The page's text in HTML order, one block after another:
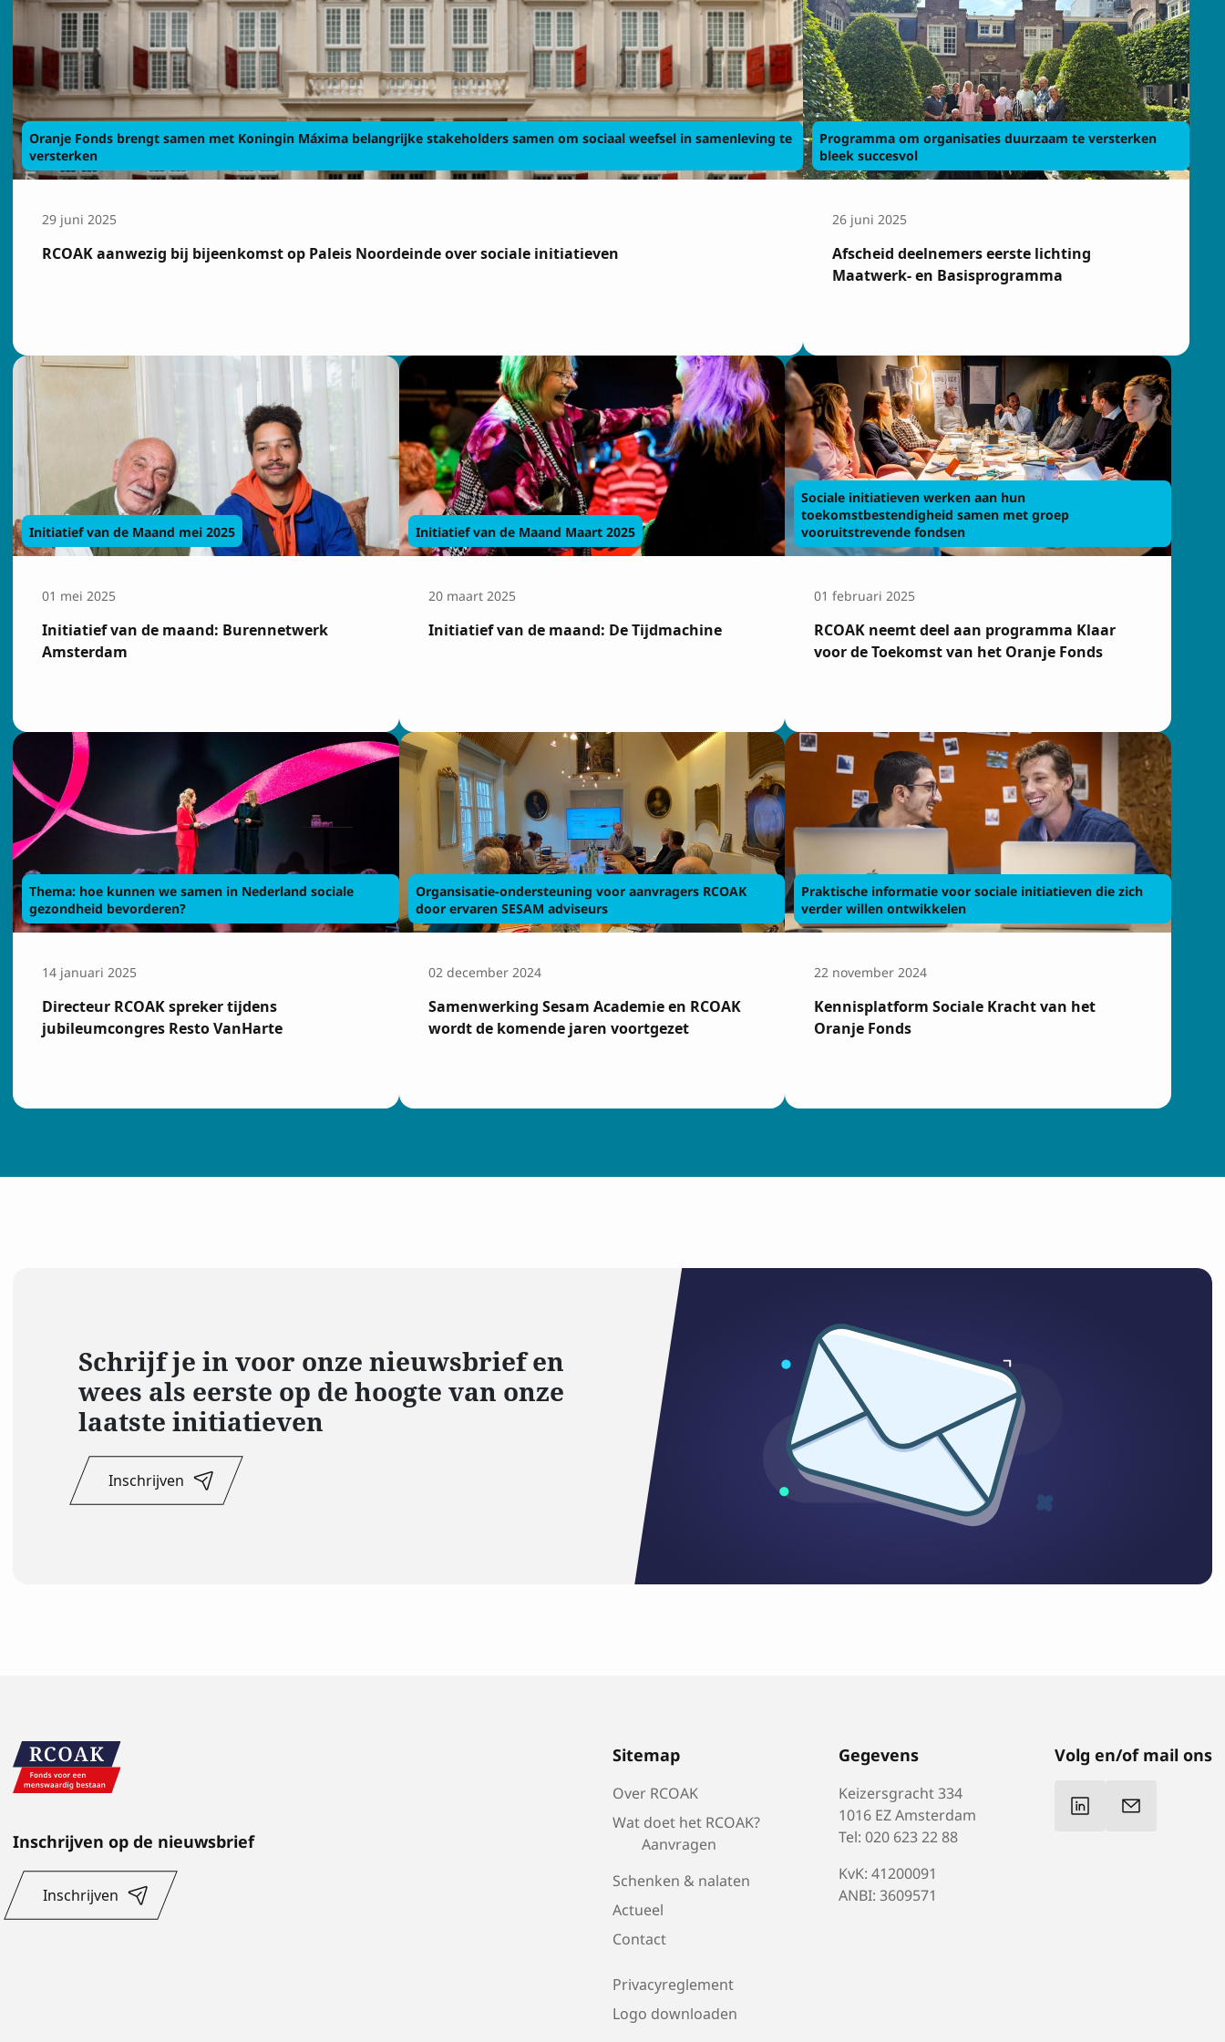
Oranje Fonds brengt samen met Koningin Máxima belangrijke stakeholders samen om sociaal weefsel in samenleving te
versterken
29 juni 2025
RCOAK aanwezig bij bijeenkomst op Paleis Noordeinde over sociale initiatieven
Programma om organisaties duurzaam te versterken
bleek succesvol
26 juni 2025
Afscheid deelnemers eerste lichting
Maatwerk- en Basisprogramma
Initiatief van de Maand mei 2025
01 mei 2025
Initiatief van de maand: Burennetwerk
Amsterdam
Initiatief van de Maand Maart 2025
20 maart 2025
Initiatief van de maand: De Tijdmachine
Sociale initiatieven werken aan hun
toekomstbestendigheid samen met groep
vooruitstrevende fondsen
01 februari 2025
RCOAK neemt deel aan programma Klaar
voor de Toekomst van het Oranje Fonds
Thema: hoe kunnen we samen in Nederland sociale
gezondheid bevorderen?
14 januari 2025
Directeur RCOAK spreker tijdens
jubileumcongres Resto VanHarte
Organsisatie-ondersteuning voor aanvragers RCOAK
door ervaren SESAM adviseurs
02 december 2024
Samenwerking Sesam Academie en RCOAK
wordt de komende jaren voortgezet
Praktische informatie voor sociale initiatieven die zich
verder willen ontwikkelen
22 november 2024
Kennisplatform Sociale Kracht van het
Oranje Fonds
Schrijf je in voor onze nieuwsbrief en
wees als eerste op de hoogte van onze
laatste initiatieven
Inschrijven
Inschrijven op de nieuwsbrief
Voornaam Achtenaam
E-mailadres
PrivacyIk ga akkoord met devoorwaarden
Inschrijven op de nieuwsbrief
Inschrijven
Sitemap
Over RCOAK
Wat doet het RCOAK?
Aanvragen
Schenken & nalaten
Actueel
Contact
Privacyreglement
Logo downloaden
Gegevens
Keizersgracht 334
1016 EZ Amsterdam
Tel: 020 623 22 88
KvK: 41200091
ANBI: 3609571
Volg en/of mail ons